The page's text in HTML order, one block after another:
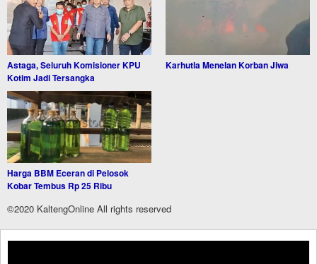
Astaga, Seluruh Komisioner KPU
Kotim Jadi Tersangka
Karhutla Menelan Korban Jiwa
Harga BBM Eceran di Pelosok
Kobar Tembus Rp 25 Ribu
©2020 KaltengOnline All rights reserved